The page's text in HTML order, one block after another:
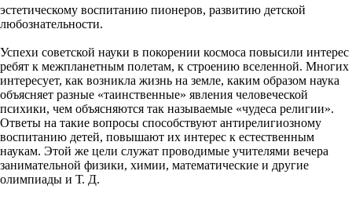
эстетическому воспитанию пионеров, развитию детской
любознательности.
Успехи советской науки в покорении космоса повысили интерес
ребят к межпланетным полетам, к строению вселенной. Многих
интересует, как возникла жизнь на земле, каким образом наука
объясняет разные «таинственные» явления человеческой
психики, чем объясняются так называемые «чудеса религии».
Ответы на такие вопросы способствуют антирелигиозному
воспитанию детей, повышают их интерес к естественным
наукам. Этой же цели служат проводимые учителями вечера
занимательной физики, химии, математические и другие
олимпиады и Т. Д.